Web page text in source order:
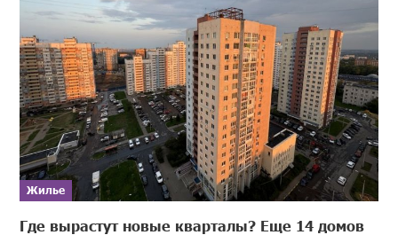
Жилье
Где вырастут новые кварталы? Еще 14 домов